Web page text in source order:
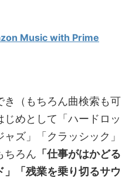
Music with Prime
き（もちろん曲検索も可
めとして「ハードロッ
ズ」「クラッシック」
ちろん 「仕事がはかどる
「残業を乗り切るサウ